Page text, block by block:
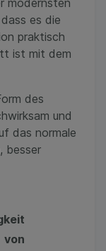
modernsten
es die
praktisch
ist mit dem
des
und
das normale
besser
von